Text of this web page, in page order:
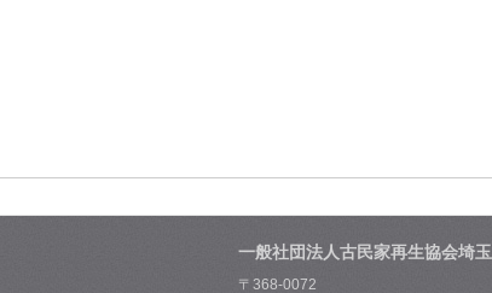
一般社団法人古民家再生協会埼玉
〒368-0072